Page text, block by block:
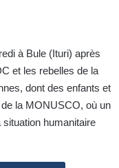
à Bule (Ituri) après
et les rebelles de la
dont des enfants et
la MONUSCO, où un
humanitaire